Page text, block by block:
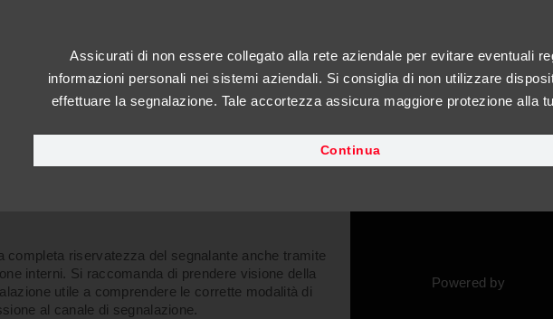
Accedi
completa riservatezza del segnalante anche tramite
interni. Si raccomanda di prendere visione della
utile a comprendere le corrette modalità di
al canale di segnalazione.
Powered by
Assicurati di non essere collegato alla rete aziendale per evitare eventuali
informazioni personali nei sistemi aziendali. Si consiglia di non utilizzare
effettuare la segnalazione. Tale accortezza assicura maggiore protezione alla
Continua